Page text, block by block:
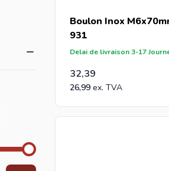
Boulon Inox
931
Delai de livraison 3-17
32,39
26,99